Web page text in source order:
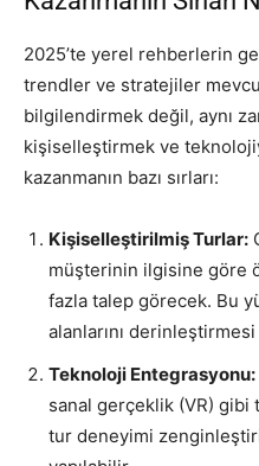
2025’te yerel rehberlerin
trendler ve stratejiler
bilgilendirmek değil, aynı
kişiselleştirmek ve
kazanmanın bazı sırları:
Kişiselleştirilmiş Turlar:
müşterinin ilgisine göre
fazla talep görecek. Bu
alanlarını
Teknoloji Entegrasyonu:
sanal gerçeklik (VR)
tur deneyimi